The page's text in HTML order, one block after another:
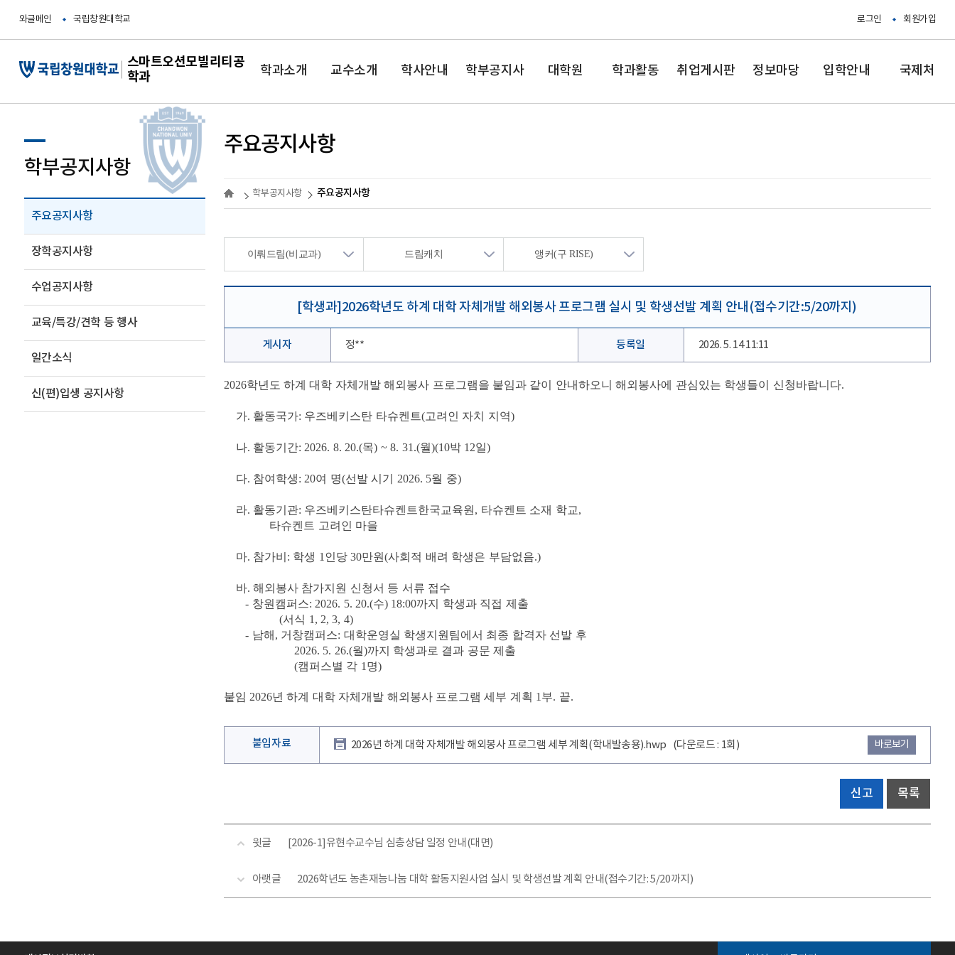
와글메인 국립창원대학교 로그인 회원가입
스마트오션모빌리티공
학과
학과소개 교수소개 학사안내 학부공지사 대학원 학과활동 취업게시판 정보마당 입학안내 국제처
학부공지사항
주요공지사항
장학공지사항
수업공지사항
교육/특강/견학 등 행사
일간소식
신(편)입생 공지사항
주요공지사항
학부공지사항 주요공지사항
이뤄드림(비교과) 드림캐치 앵커(구 RISE)
[학생과]2026학년도 하계 대학 자체개발 해외봉사 프로그램 실시 및 학생선발 계획 안내(접수기간:5/20까지)
게시자 정** 등록일 2026. 5. 14 11:11
2026학년도 하계 대학 자체개발 해외봉사 프로그램을 붙임과 같이 안내하오니 해외봉사에 관심있는 학생들이 신청바랍니다.
가. 활동국가: 우즈베키스탄 타슈켄트(고려인 자치 지역)
나. 활동기간: 2026. 8. 20.(목) ~ 8. 31.(월)(10박 12일)
다. 참여학생: 20여 명(선발 시기 2026. 5월 중)
라. 활동기관: 우즈베키스탄타슈켄트 한국교육원 , 타슈켄트 소재 학교,
타슈켄트 고려인 마을
마. 참가비 : 학생 1 인당30만원(사회적 배려 학생은 부담없음.)
바.해외봉사 참가지원 신청서 등 서류 접수
- 창원캠퍼스: 2026. 5. 20.(수) 18:00까지 학생과 직접 제출
(서식 1, 2, 3, 4)
- 남해 , 거창캠퍼스: 대학운영실 학생지원팀에서 최종 합격자 선발 후
2026. 5. 26.(월)까지 학생과로 결과 공문 제출
(캠퍼스별 각 1 명)
붙임 2026년 하계 대학 자체개발 해외봉사 프로그램 세부 계획 1 부. 끝.
붙임자료 2026년 하계 대학 자체개발 해외봉사 프로그램 세부 계획(학내발송용).hwp (다운로드 : 1회) 바로보기
신고 목록
윗글 [2026-1]유현수교수님 심층상담 일정 안내(대면)
아랫글 2026학년도 농촌재능나눔 대학 활동지원사업 실시 및 학생선발 계획 안내(접수기간: 5/20까지)